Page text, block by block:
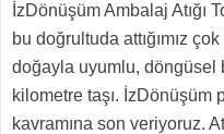
İzDönüşüm Ambalaj Atığı
bu doğrultuda attığımız
doğayla uyumlu, döngüsel
kilometre taşı. İzDönüşüm
kavramına son veriyoruz.